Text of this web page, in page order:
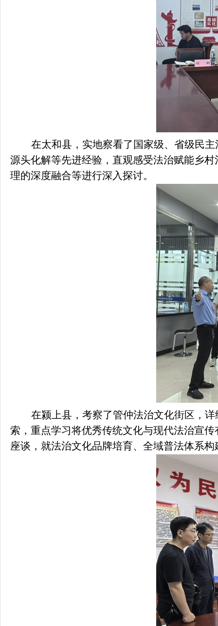
在太和县，实地察看了国家级、省级民
源头化解等先进经验，直观感受法治赋能乡
理的深度融合等进行深入探讨。
在颍上县，考察了管仲法治文化街区，
索，重点学习将优秀传统文化与现代法治宣
座谈，就法治文化品牌培育、全域普法体系